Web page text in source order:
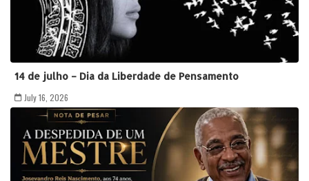
14 de julho – Dia da Liberdade de Pensamento
July 16, 2026